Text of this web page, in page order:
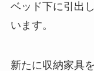
ベッド下に引出
います。
新たに収納家具